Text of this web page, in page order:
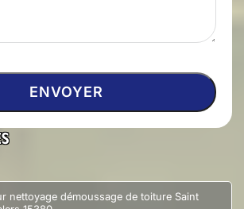
nettoyage démoussage de toiture Saint